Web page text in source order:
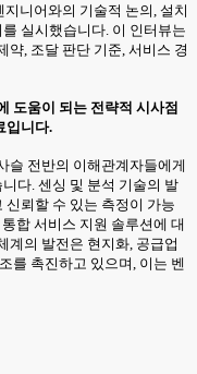
니어와의 기술적 논의, 설치
실시했습니다. 이 인터뷰는
약, 조달 판단 기준, 서비스 경
도움이 되는 전략적 시사점
입니다.
슬 전반의 이해관계자들에게
다. 센싱 및 분석 기술의 발
뢰할 수 있는 측정이 가능
합 서비스 지원 솔루션에 대
계의 발전은 현지화, 공급업
를 촉진하고 있으며, 이는 벤